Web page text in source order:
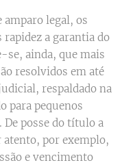
amparo legal, os
a garantia do
se, ainda, que mais
resolvidos em até
respaldado na
para pequenos
posse do título a
atento, por exemplo,
e vencimento